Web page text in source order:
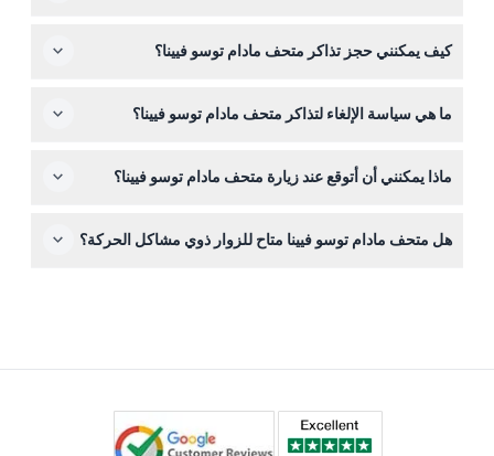
ويجب أن يكون الأطفال تحت 15 سنة برفقة بالغ يبلغ من العمركيف يمكنني حجز تذاكر متحف مادام توسو فيينا؟
مع اختيار التاريخ والوقت المفضل لضمان الدخول.
ما هي سياسة الإلغاء لتذاكر متحف مادام توسو فيينا؟
أن تاريخ ووقت الحجز يتناسبان مع خططك.
ماذا يمكنني أن أتوقع عند زيارة متحف مادام توسو فيينا؟
يشمل مشاهير، أيقونات تاريخية، ومناطق موضوعية مثل
هل متحف مادام توسو فيينا متاح للزوار ذوي مشاكل الحركة؟